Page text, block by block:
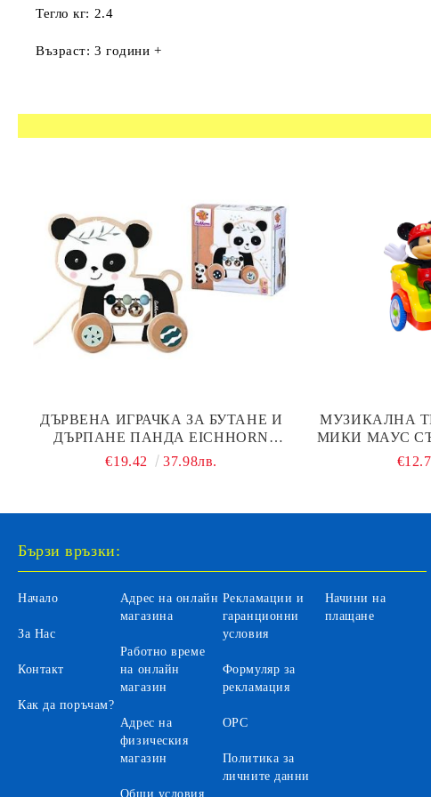
Тегло кг: 2.4
Възраст: 3 години +
ДЪРВЕНА ИГРАЧКА ЗА БУТАНЕ И
ДЪРПАНЕ ПАНДА EICHHORN
100003806
€19.42 37.98лв.
МУЗИКАЛНА
МИКИ МАУС
Бързи връзки:
Начало
За Нас
Контакт
Как да поръчам?
Адрес на онлайн
магазина
Работно време
на онлайн
магазин
Адрес на
физическия
магазин
Общи условия
Рекламации и
гаранционни
условия
Формуляр за
рекламация
ОРС
Политика за
личните данни
Начини на
плащане